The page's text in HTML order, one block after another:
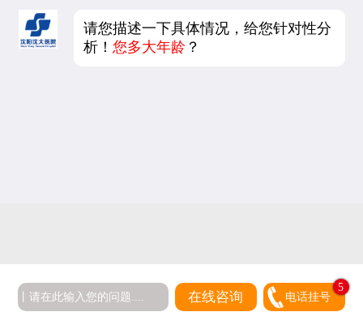
请您描述一下具体情况，给您针对性分
析！您多大年龄 ？
在线咨询 电话挂号
5